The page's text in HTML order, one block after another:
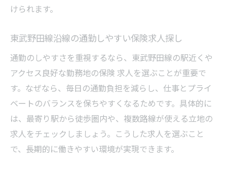
東武野田線沿線で保険求人が人気の理由
保険求人の東武野田線沿線メリットまとめ
東武野田線沿線で保険求人が注目される背
景
生活に便利な東武野田線沿線の保険求人
通いやすさを重視した保険求人の魅力
東武野田線沿線の保険求人で得られる安心
感
けられます。
東武野田線沿線の通勤しやすい保険求人探し
通勤のしやすさを重視するなら、東武野田線の駅近くや
アクセス良好な勤務地の保険 求人を選ぶことが重要で
す。なぜなら、毎日の通勤負担を減らし、仕事とプライ
ベートのバランスを保ちやすくなるためです。具体的に
は、最寄り駅から徒歩圏内や、複数路線が使える立地の
求人をチェックしましょう。こうした求人を選ぶこと
で、長期的に働きやすい環境が実現できます。